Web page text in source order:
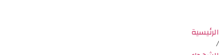
الرئيسية
/